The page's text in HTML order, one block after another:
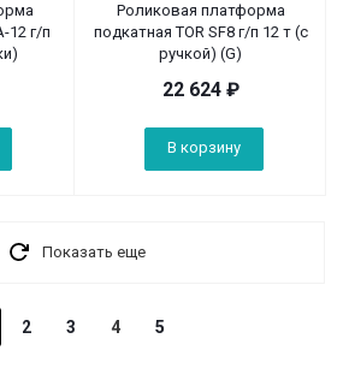
12 г/п
Роликовая платформа
подкатная TOR SF8 г/п 12 т (с
ручкой) (G)
22 624₽
В корзину
Показать еще
2 3 4 5